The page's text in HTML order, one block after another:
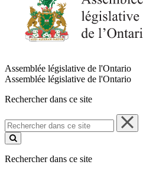
Assemblée législative de l'Ontario
Assemblée législative de l'Ontario
Rechercher dans ce site
Rechercher
dans
ce
Rechercher dans ce site